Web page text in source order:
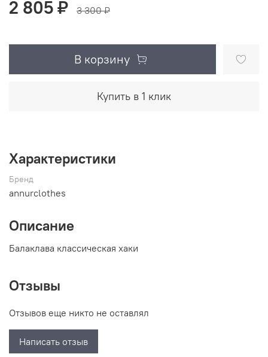
2 805 ₽ 3 300 ₽
В корзину
Купить в 1 клик
Характеристики
Бренд
annurclothes
Описание
Балаклава классическая хаки
Отзывы
Отзывов еще никто не оставлял
Написать отзыв